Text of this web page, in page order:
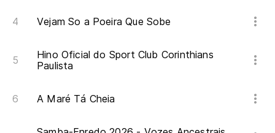
Vejam So a Poeira Que Sobe
Hino Oficial do Sport Club Corinthians
Paulista
A Maré Tá Cheia